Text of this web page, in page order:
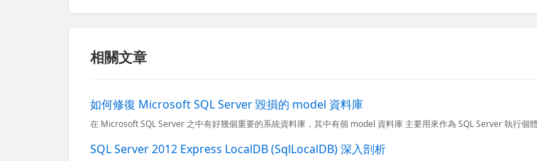
相關文章
如何修復 Microsoft SQL Server 毀損的 model 資料庫
SQL Server 2012 Express LocalDB (SqlLocalDB) 深入剖析